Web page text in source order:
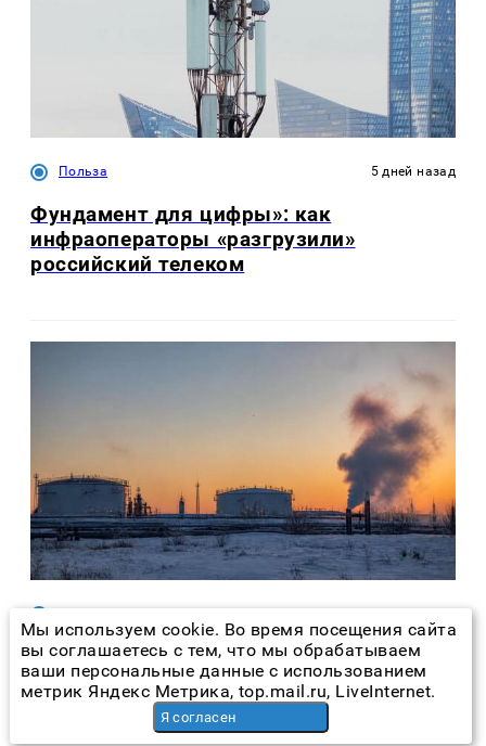
Польза 5 дней назад
Фундамент для цифры»: как
инфраоператоры «разгрузили»
российский телеком
Германия не будет закупать газ для
хранилищ, Европе грозит рост цен
зимой
Мы используем cookie. Во время посещения сайта
вы соглашаетесь с тем, что мы обрабатываем
ваши персональные данные с использованием
метрик Яндекс Метрика, top.mail.ru, LiveInternet.
Я согласен